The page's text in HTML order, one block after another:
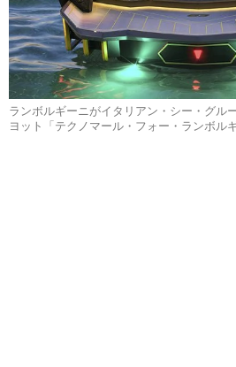
ランボルギーニがイタリアン・シー・グル
ヨット「テクノマール・フォー・ランボル